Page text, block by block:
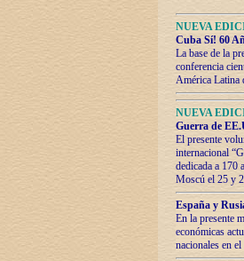
NUEVA
Cuba Sí! 60
La base de la
conferencia
América Latina
NUEVA
Guerra de
El presente
internacional
dedicada a 170
Moscú el 25 y
España y
En la presente
económicas
nacionales en